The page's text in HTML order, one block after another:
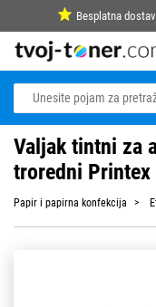
Besplatna
Valjak tintni za
troredni Printex
Papir i papirna konfekcija